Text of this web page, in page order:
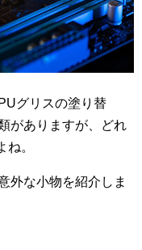
グリスの塗り替
がありますが、どれ
。
外な小物を紹介しま